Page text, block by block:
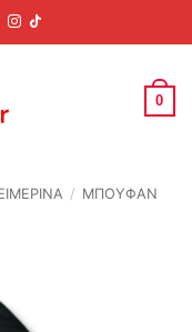
0
/ ΜΠΟΥΦΑΝ